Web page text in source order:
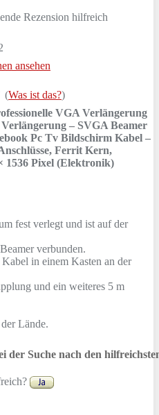
Rezension hilfreich
ansehen
(Was ist das?)
VGA Verlängerung
– SVGA Beamer
Pc Tv Bildschirm Kabel –
Ferrit Kern,
1536 Pixel (Elektronik)
fest verlegt und ist auf der
verbunden.
in einem Kasten an der
und ein weiteres 5 m
Lände.
der Suche nach den